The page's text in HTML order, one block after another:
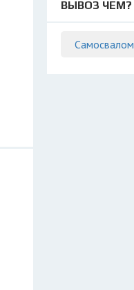
ВЫВОЗ ЧЕМ?
Самосвалом